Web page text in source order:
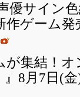
優サイン
ゲーム
が集結！
』8月7日(